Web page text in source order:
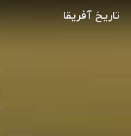
تاریخ آفریقا